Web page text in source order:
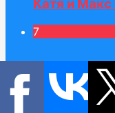
Катя и
7